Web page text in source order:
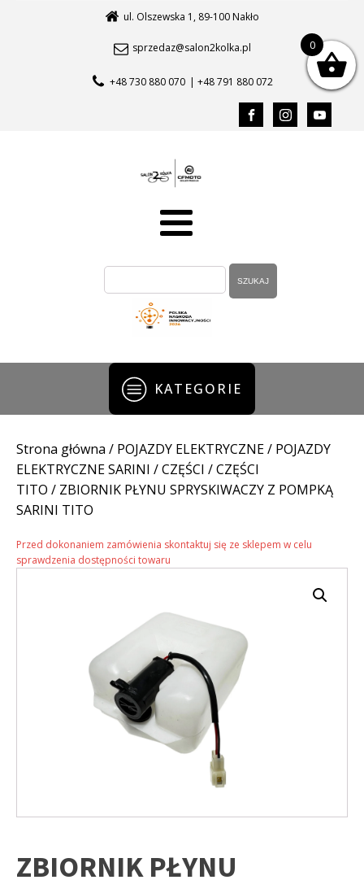
ul. Olszewska 1, 89-100 Nakło
sprzedaz@salon2kolka.pl
+48 730 880 070 | +48 791 880 072
KATEGORIE
Strona główna / POJAZDY ELEKTRYCZNE/ POJAZDY
ELEKTRYCZNE SARINI /CZĘŚCI /CZĘŚCI
TITO / ZBIORNIK PŁYNU SPRYSKIWACZY Z POMPKĄ
SARINI TITO
Przed dokonaniem zamówienia skontaktuj się ze sklepem w celu
sprawdzenia dostępności towaru
ZBIORNIK PŁYNU
0